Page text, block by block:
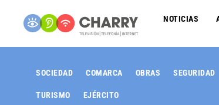
NOTICIAS
SOCIEDAD COMARCA OBRAS SEGURIDAD
TURISMO EJÉRCITO